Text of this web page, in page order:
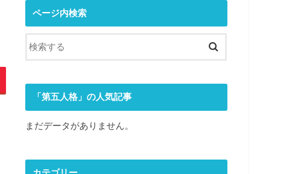
ページ内検索
「第五人格」の人気記事
まだデータがありません。